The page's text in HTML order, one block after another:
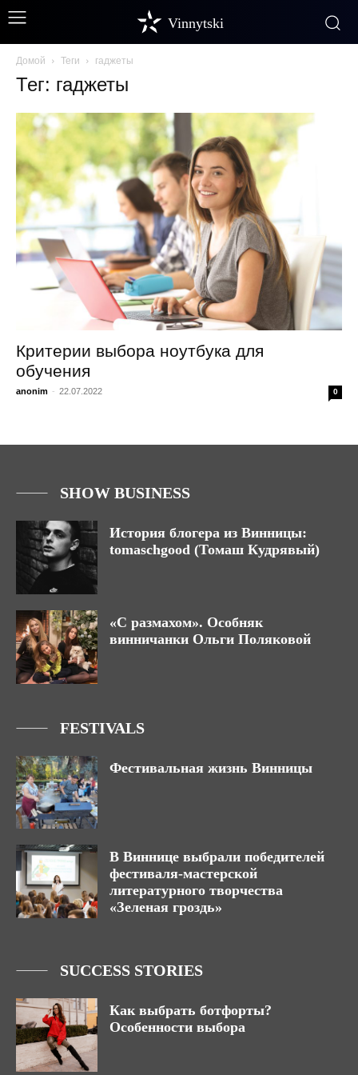
Vinnytski
Домой Теги гаджеты
Тег: гаджеты
Критерии выбора ноутбука для
обучения
anonim - 22.07.2022 0
SHOW BUSINESS
История блогера из Винницы:
tomaschgood (Томаш Кудрявый)
«С размахом». Особняк
винничанки Ольги Поляковой
FESTIVALS
Фестивальная жизнь Винницы
В Виннице выбрали победителей
фестиваля-мастерской
литературного творчества
«Зеленая гроздь»
SUCCESS STORIES
Как выбрать ботфорты?
Особенности выбора